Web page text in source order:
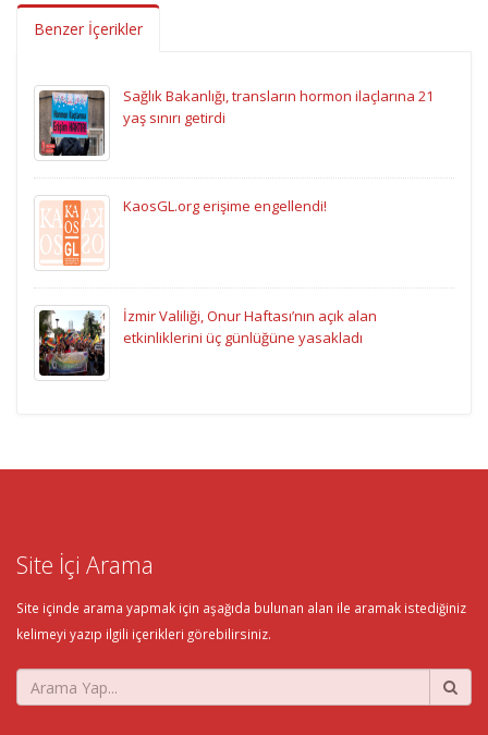
Benzer İçerikler
Sağlık Bakanlığı, transların hormon ilaçlarına 21
yaş sınırı getirdi
KaosGL.org erişime engellendi!
İzmir Valiliği, Onur Haftası’nın açık alan
etkinliklerini üç günlüğüne yasakladı
Site İçi Arama
Site içinde arama yapmak için aşağıda bulunan alan ile aramak istediğiniz
kelimeyi yazıp ilgili içerikleri görebilirsiniz.